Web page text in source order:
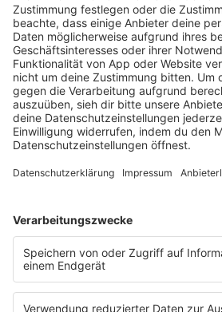
„We rave on“ ist bei uns keine
Bewerbung…
Klingt gut und du hast Bock? Na
live.de
Wir freuen uns auf dich. We rave on.